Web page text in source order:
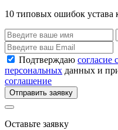
10 типовых ошибок устава
Подтверждаю согласие
персональных данных и
соглашение
Отправить заявку
Оставьте заявку